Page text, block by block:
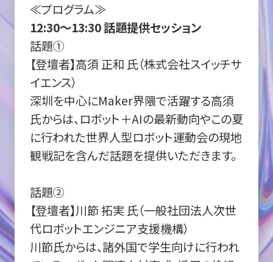
≪プログラム≫
12:30～13:30 話題提供セッション
話題①
【登壇者】高須 正和 氏（株式会社スイッチサ
イエンス）
深圳を中心にMaker界隈で活躍する高須
氏からは、ロボット＋AIの最新動向やこの夏
に行われた世界人型ロボット運動会の現地
観戦記を含んだ話題を提供いただきます。
話題②
【登壇者】川節 拓実 氏（一般社団法人次世
代ロボットエンジニア支援機構）
川節氏からは、諸外国で学生向けに行われ